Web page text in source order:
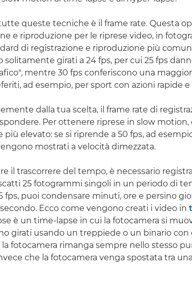
queste tecniche è il frame rate. Questa
e riproduzione per le riprese video, in
di registrazione e riproduzione più
solitamente girati a 24 fps, per cui 25 fps
mentre 30 fps conferiscono una
ad esempio, per sport con azioni rapide
dalla tua scelta, il frame rate di
Per ottenere riprese in slow motion,
più elevato: se si riprende a 50 fps, ad
mostrati a velocità dimezzata.
il trascorrere del tempo, è necessario
25 fotogrammi singoli in un periodo di
fps, puoi condensare minuti, ore e persino
Ecco come vengono creati i video in
è un time-lapse in cui la fotocamera si
girati usando un treppiede o un binario
fotocamera rimanga sempre nello stesso
che la fotocamera venga spostata tra